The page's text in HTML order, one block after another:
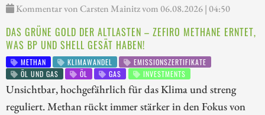
Kommentar von Carsten Mainitz vom 06.08.2026 | 04:50
DAS GRÜNE GOLD DER ALTLASTEN – ZEFIRO METHANE ERNTET,
WAS BP UND SHELL GESÄT HABEN!
METHAN KLIMAWANDEL
EMISSIONSZERTIFIKATE
ÖL UND GAS
ÖL GAS INVESTMENTS
Unsichtbar, hochgefährlich für das Klima und streng
reguliert. Methan rückt immer stärker in den Fokus von